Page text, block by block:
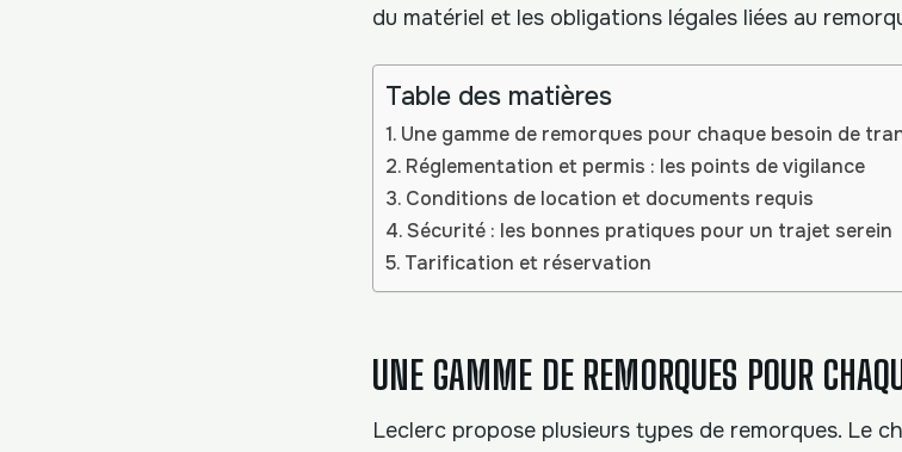
du matériel et les obligations légales liées au
Table des matières
Une gamme de remorques pour chaque besoin de
Réglementation et permis : les points de vigilance
Conditions de location et documents requis
Sécurité : les bonnes pratiques pour un trajet serein
Tarification et réservation
UNE GAMME DE REMORQUES POUR
Leclerc propose plusieurs types de remorques. Le